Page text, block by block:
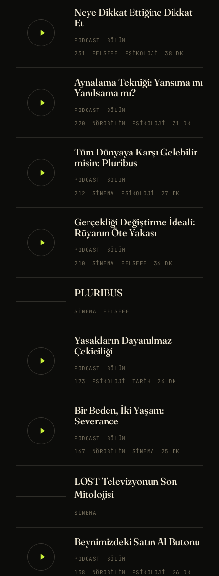
Neye Dikkat Ettiğine Dikkat
Et
PODCAST
BÖLÜM
231
FELSEFE PSIKOLOJI 38 DK
Aynalama Tekniği: Yansıma mı
Yanılsama mı?
PODCAST
BÖLÜM
220
NÖROBILIM PSIKOLOJI 31 DK
Tüm Dünyaya Karşı Gelebilir
misin: Pluribus
PODCAST
BÖLÜM
212
SINEMA PSIKOLOJI 27 DK
Gerçekliği Değiştirme İdeali:
Rüyanın Öte Yakası
PODCAST
BÖLÜM
210
SINEMA FELSEFE 36 DK
PLURIBUS
SINEMA FELSEFE
Yasakların Dayanılmaz
Çekiciliği
PODCAST
BÖLÜM
173
PSIKOLOJI TARIH 24 DK
Bir Beden, İki Yaşam:
Severance
PODCAST
BÖLÜM
167
NÖROBILIM SINEMA 25 DK
LOST Televizyonun Son
Mitolojisi
SINEMA
Beynimizdeki Satın Al Butonu
PODCAST
BÖLÜM
158
NÖROBILIM PSIKOLOJI 26 DK